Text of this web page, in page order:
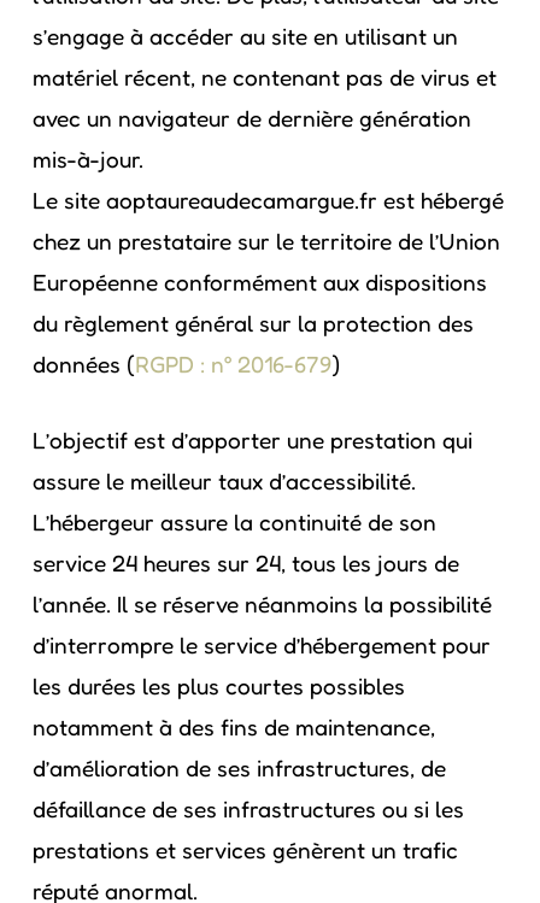
s’engage à accéder au site en utilisant un
matériel récent, ne contenant pas de virus et
avec un navigateur de dernière génération
mis-à-jour.
Le site aoptaureaudecamargue.fr est hébergé
chez un prestataire sur le territoire de l’Union
Européenne conformément aux dispositions
du règlement général sur la protection des
données (RGPD : n° 2016-679)
L’objectif est d’apporter une prestation qui
assure le meilleur taux d’accessibilité.
L’hébergeur assure la continuité de son
service 24 heures sur 24, tous les jours de
l’année. Il se réserve néanmoins la possibilité
d’interrompre le service d’hébergement pour
les durées les plus courtes possibles
notamment à des fins de maintenance,
d’amélioration de ses infrastructures, de
défaillance de ses infrastructures ou si les
prestations et services génèrent un trafic
réputé anormal.